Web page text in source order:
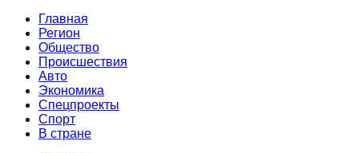
Главная
Регион
Общество
Происшествия
Авто
Экономика
Спецпроекты
Cпорт
В стране